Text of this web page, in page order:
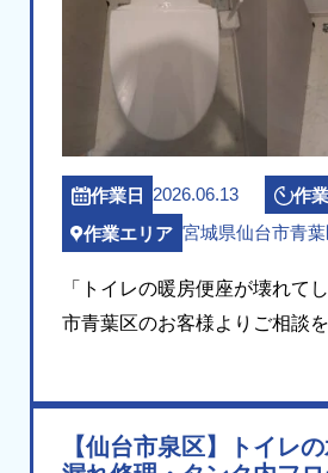
作業日 2026.06.13 作
作業エリア 宮城県仙台市青葉
「トイレの暖房便座が壊れて
市青葉区のお客様よりご相談
た。 現場にお伺いして確認し
きない状態 […]
【仙台市泉区】トイレ